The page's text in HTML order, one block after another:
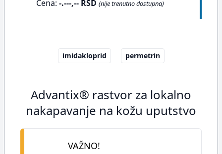
Cena: -.---,-- RSD (nije trenutno dostupna)
imidakloprid permetrin
Advantix® rastvor za lokalno
nakapavanje na kožu uputstvo
VAŽNO!